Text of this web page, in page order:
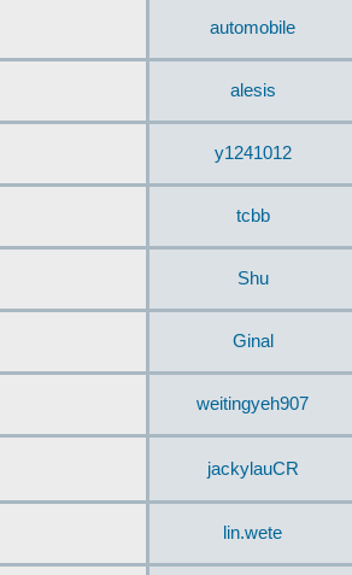
automobile
alesis
y1241012
tcbb
Shu
Ginal
weitingyeh907
jackylauCR
lin.wete